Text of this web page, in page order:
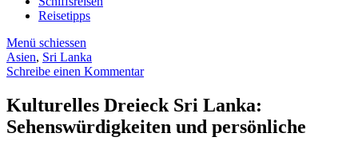
Reisetipps
Menü schiessen
Asien, Sri Lanka
Schreibe einen Kommentar
Kulturelles Dreieck Sri Lanka:
Sehenswürdigkeiten und persönliche